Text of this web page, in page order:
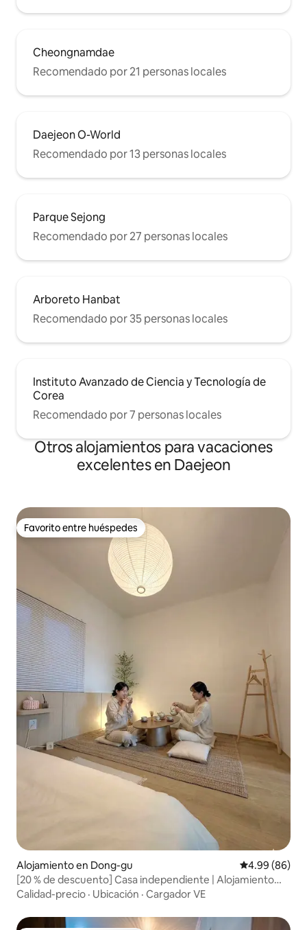
Cheongnamdae
Recomendado por 21 personas locales
Daejeon O-World
Recomendado por 13 personas locales
Parque Sejong
Recomendado por 27 personas locales
Arboreto Hanbat
Recomendado por 35 personas locales
Instituto Avanzado de Ciencia y Tecnología de
Corea
Recomendado por 7 personas locales
Otros alojamientos para vacaciones
excelentes en Daejeon
Favorito entre huéspedes
Favorito entre huéspedes
Alojamiento en Dong-gu Calificación
4.99 (86)
[20 % de descuento] Casa independiente | Alojamiento
acogedor | 3 habitaciones | Alojamiento para 8 personas |
Calidad-precio · Ubicación · Cargador VE